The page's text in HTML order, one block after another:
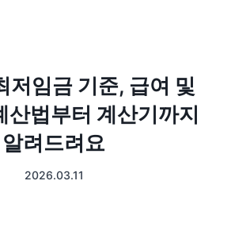
매출 장부
임금 기준, 급여 및
산법부터 계산기까지
알려드려요
2026.03.11